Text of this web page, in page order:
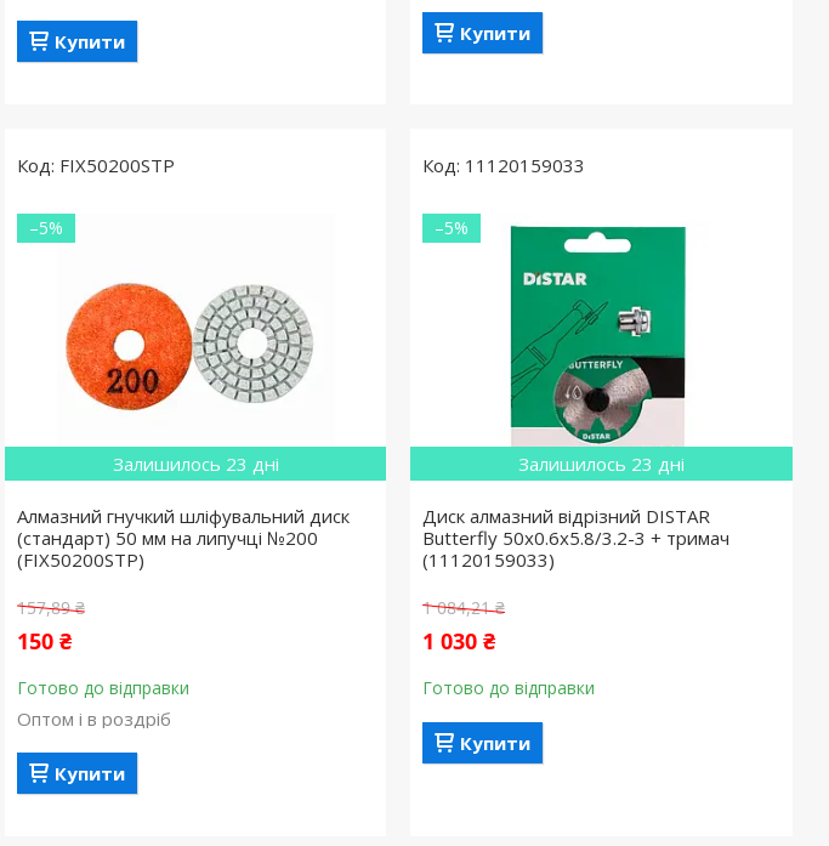
Купити Купити
FIX50200STP
Залишилось 23 дні
–5%
Алмазний гнучкий шліфувальний диск
(стандарт) 50 мм на липучці №200
(FIX50200STP)
157,89 ₴
150 ₴
Готово до відправки
Оптом і в роздріб
Купити
11120159033
Залишилось 23 дні
–5%
Диск алмазний відрізний DISTAR
Butterfly 50x0.6x5.8/3.2-3 + тримач
(11120159033)
1 084,21 ₴
1 030 ₴
Готово до відправки
Купити